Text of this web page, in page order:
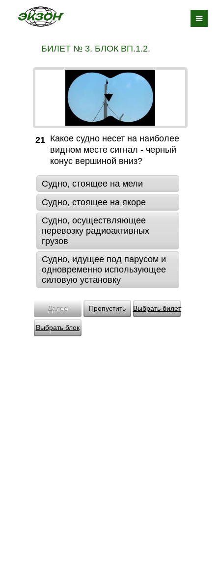
БИЛЕТ № 3. БЛОК ВП.1.2.
21 Какое судно несет на наиболее
видном месте сигнал - черный
конус вершиной вниз?
Судно, стоящее на мели
Судно, стоящее на якоре
Судно, осуществляющее
перевозку радиоактивных
грузов
Судно, идущее под парусом и
одновременно использующее
силовую установку
Далее Пропустить Выбрать билет
Выбрать блок